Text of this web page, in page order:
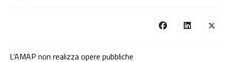
L’AMAP non realizza opere pubbliche